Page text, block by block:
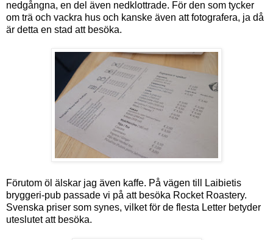
nedgångna, en del även nedklottrade. För den som tycker
om trä och vackra hus och kanske även att fotografera, ja då
är detta en stad att besöka.
Förutom öl älskar jag även kaffe. På vägen till Laibietis
bryggeri-pub passade vi på att besöka Rocket Roastery.
Svenska priser som synes, vilket för de flesta Letter betyder
uteslutet att besöka.